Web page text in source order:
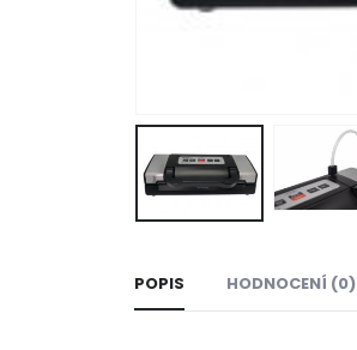
POPIS HODNOCENÍ (0)